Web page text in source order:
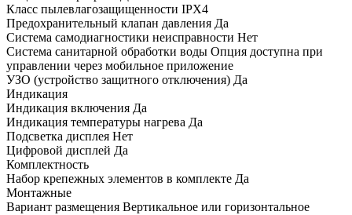
Класс пылевлагозащищенности IPX4
Предохранительный клапан давления Да
Система самодиагностики неисправности Нет
Система санитарной обработки воды Опция доступна при
управлении через мобильное приложение
УЗО (устройство защитного отключения) Да
Индикация
Индикация включения Да
Индикация температуры нагрева Да
Подсветка дисплея Нет
Цифровой дисплей Да
Комплектность
Набор крепежных элементов в комплекте Да
Монтажные
Вариант размещения Вертикальное или горизонтальное